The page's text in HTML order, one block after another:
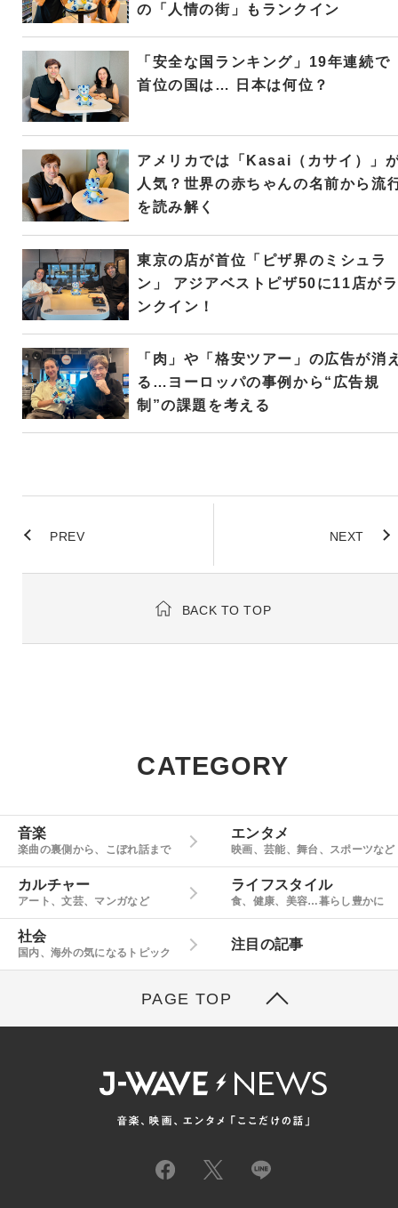
の「人情の街」もランクイン
「安全な国ランキング」19年連続で
首位の国は… 日本は何位？
アメリカでは「Kasai（カサイ）」
人気？世界の赤ちゃんの名前から流
を読み解く
東京の店が首位「ピザ界のミシュラ
ン」 アジアベストピザ50に11店がラ
ンクイン！
「肉」や「格安ツアー」の広告が消
る…ヨーロッパの事例から“広告規
制”の課題を考える
PREV NEXT
BACK TO TOP
CATEGORY
音楽
楽曲の裏側から、こぼれ話まで
エンタメ
映画、芸能、舞台、スポーツなど
カルチャー
アート、文芸、マンガなど
ライフスタイル
食、健康、美容…暮らし豊かに
社会
国内、海外の気になるトピック
注目の記事
PAGE TOP